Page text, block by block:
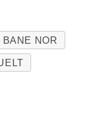
BANE NOR